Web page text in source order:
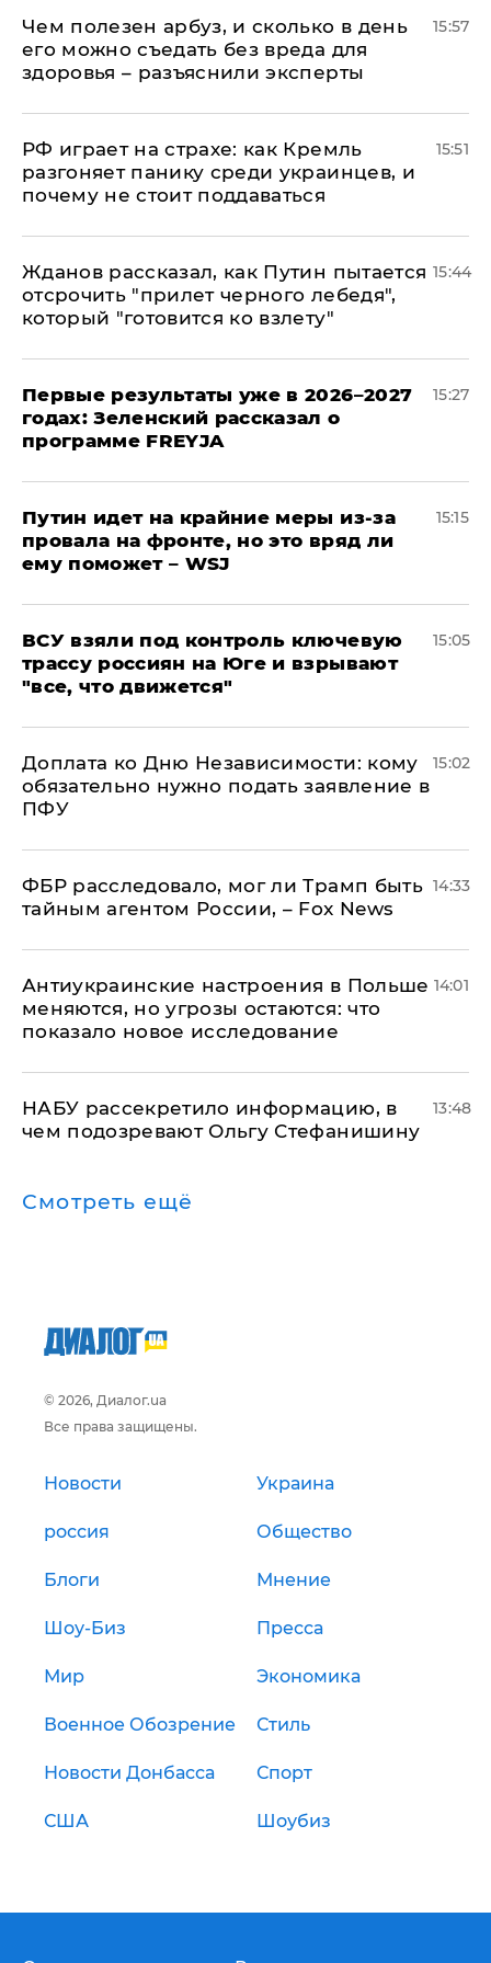
Чем полезен арбуз, и сколько в день
его можно съедать без вреда для
здоровья – разъяснили эксперты
15:57
РФ играет на страхе: как Кремль
разгоняет панику среди украинцев, и
почему не стоит поддаваться
15:51
Жданов рассказал, как Путин пытается
отсрочить "прилет черного лебедя",
который "готовится ко взлету"
15:44
Первые результаты уже в 2026–2027
годах: Зеленский рассказал о
программе FREYJA
15:27
Путин идет на крайние меры из-за
провала на фронте, но это вряд ли
ему поможет – WSJ
15:15
ВСУ взяли под контроль ключевую
трассу россиян на Юге и взрывают
"все, что движется"
15:05
Доплата ко Дню Независимости: кому
обязательно нужно подать заявление в
ПФУ
15:02
ФБР расследовало, мог ли Трамп быть
тайным агентом России, – Fox News
14:33
Антиукраинские настроения в Польше
меняются, но угрозы остаются: что
показало новое исследование
14:01
НАБУ рассекретило информацию, в
чем подозревают Ольгу Стефанишину
13:48
Смотреть ещё
© 2026, Диалог.ua
Все права защищены.
Новости Украина
россия Общество
Блоги Мнение
Шоу-Биз Пресса
Мир Экономика
Военное Обозрение Стиль
Новости Донбасса Спорт
США Шоубиз